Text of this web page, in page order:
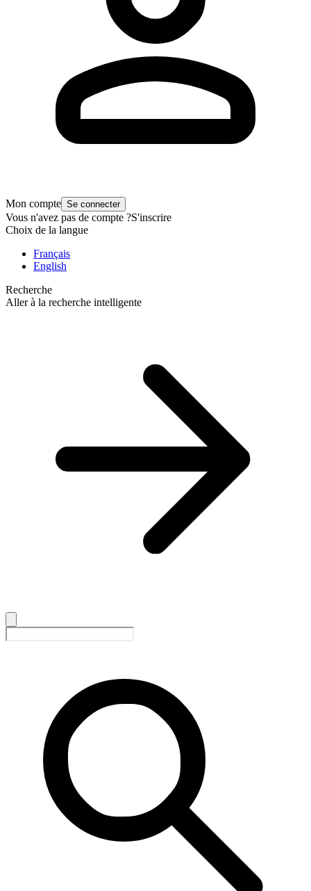
Mon compte Se connecter
Vous n'avez pas de compte ?S'inscrire
Choix de la langue
Français
English
Recherche
Aller à la recherche intelligente